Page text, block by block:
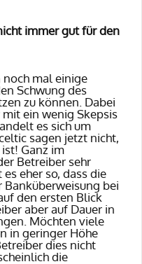
immer gut für den
noch mal einige
Schwung des
zu können. Dabei
ein wenig Skepsis
es sich um
sagen jetzt nicht,
Ganz im
Betreiber sehr
eher so, dass die
Banküberweisung bei
den ersten Blick
aber auf Dauer in
Möchten viele
in geringer Höhe
dies nicht
die